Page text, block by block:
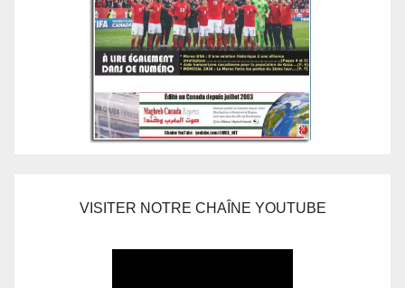
VISITER NOTRE CHAÎNE YOUTUBE